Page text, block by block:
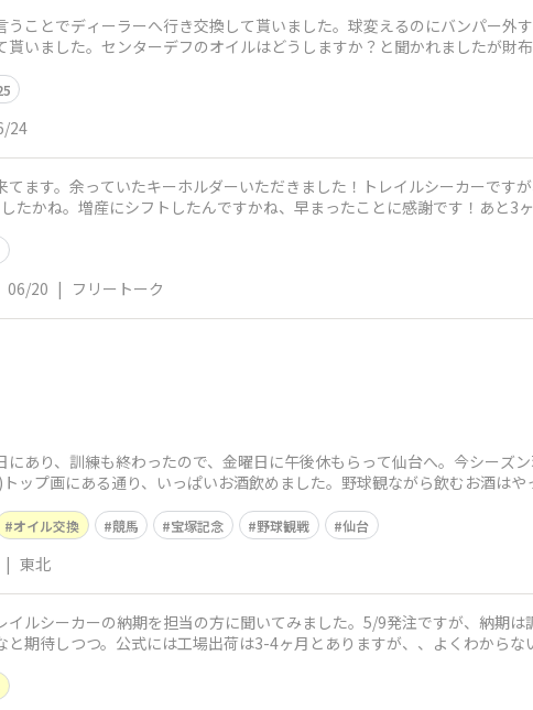
うことでディーラーへ行き交換して貰いました。球変えるのにバンパー外
貰いました。センターデフのオイルはどうしますか？と聞かれましたが財
24
ます。余っていたキーホルダーいただきました！トレイルシーカーです
たかね。増産にシフトしたんですかね、早まったことに感謝です！あと3
06/20 | フリートーク
あり、訓練も終わったので、金曜日に午後休もらって仙台へ。今シーズ
ップ画にある通り、いっぱいお酒飲めました。野球観ながら飲むお酒は
オイル交換 競馬 宝塚記念 野球観戦 仙台
| 東北
イルシーカーの納期を担当の方に聞いてみました。5/9発注ですが、納期は
と期待しつつ。公式には工場出荷は3-4ヶ月とありますが、、よくわから